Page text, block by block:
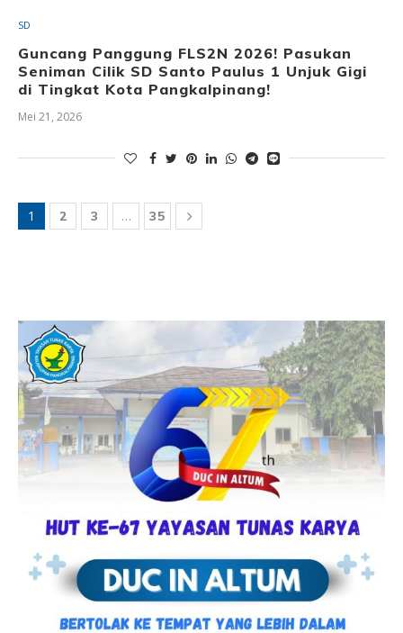
SD
Guncang Panggung FLS2N 2026! Pasukan
Seniman Cilik SD Santo Paulus 1 Unjuk Gigi
di Tingkat Kota Pangkalpinang!
Mei 21, 2026
1 2 3 … 35